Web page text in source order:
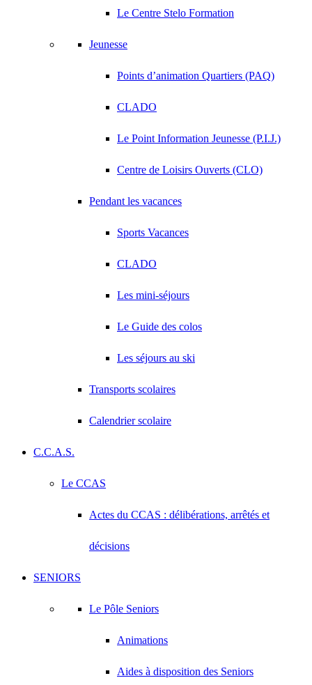
Le Centre Stelo Formation
Jeunesse
Points d’animation Quartiers (PAQ)
CLADO
Le Point Information Jeunesse (P.I.J.)
Centre de Loisirs Ouverts (CLO)
Pendant les vacances
Sports Vacances
CLADO
Les mini-séjours
Le Guide des colos
Les séjours au ski
Transports scolaires
Calendrier scolaire
C.C.A.S.
Le CCAS
Actes du CCAS : délibérations, arrêtés et
décisions
SENIORS
Le Pôle Seniors
Animations
Aides à disposition des Seniors